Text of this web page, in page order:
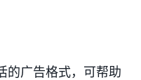
的广告格式，可帮助